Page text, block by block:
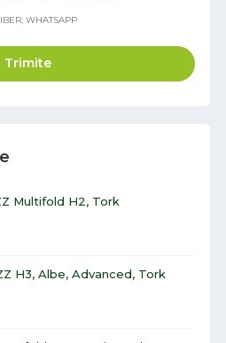
WHATSAPP
Trimite
Multifold H2, Tork
H3, Albe, Advanced, Tork